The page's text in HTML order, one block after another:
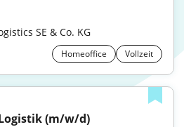
SE & Co. KG
Homeoffice Vollzeit
(m/w/d)